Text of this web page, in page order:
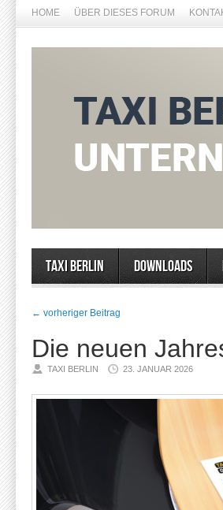
HOME ÜBER DIESES FORUM
Taxi Berlin Downloads
← vorheriger Beitrag
Die neuen
TAXI BERLIN 23. JANUAR 2026